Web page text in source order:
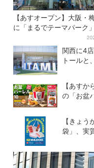
【あすオープン】大阪・
に「まるでテーマパーク
巨大スポーツ店、461ブ
ド集結！ 6フロアをまと
紹介
関西に4
トールと
【あす
の「お盆
【きょ
袋」、実